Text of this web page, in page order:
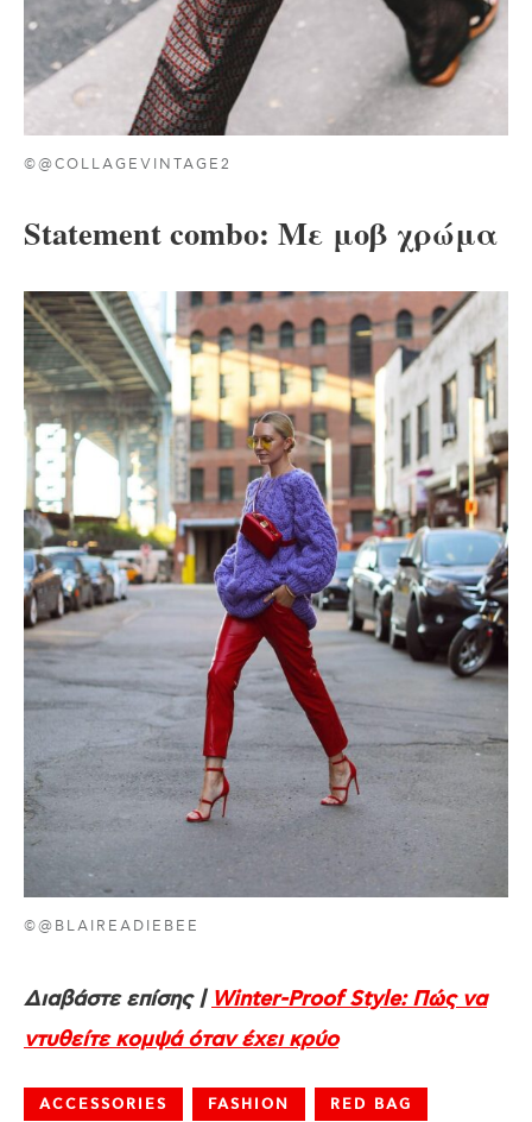
©@COLLAGEVINTAGE2
Statement combo: Με μοβ χρώμα
©@BLAIREADIEBEE
Διαβάστε επίσης | Winter-Proof Style: Πώς να
ντυθείτε κομψά όταν έχει κρύο
ACCESSORIES FASHION RED BAG